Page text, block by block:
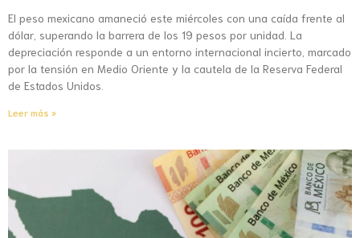
El peso mexicano amaneció este miércoles con una caída frente al
dólar, superando la barrera de los 19 pesos por unidad. La
depreciación responde a un entorno internacional incierto, marcado
por la tensión en Medio Oriente y la cautela de la Reserva Federal
de Estados Unidos.
Leer más »